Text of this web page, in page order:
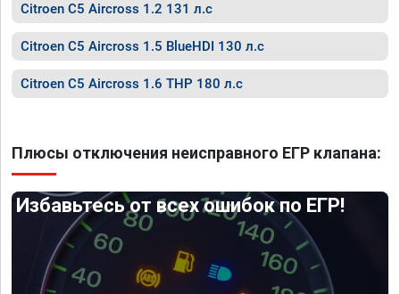
Citroen C5 Aircross 1.2 131 л.с
Citroen C5 Aircross 1.5 BlueHDI 130 л.с
Citroen C5 Aircross 1.6 THP 180 л.с
Плюсы отключения неисправного ЕГР клапана:
Избавьтесь от всех ошибок по ЕГР!